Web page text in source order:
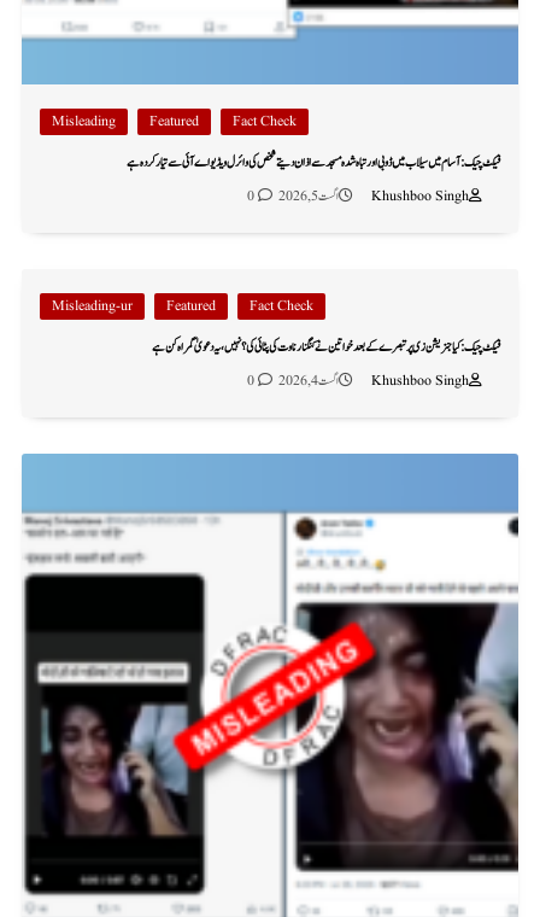
Fact Check
Featured
Misleading
فیکٹ چیک: آسام میں سیلاب میں ڈوبی اور تباہ شدہ مسجد سے اذان دیتے شخص کی وائرل ویڈیو اے آئی سے تیار کردہ ہے
Khushboo Singh
اگست 5, 2026 0
Fact Check
Featured
Misleading-ur
فیکٹ چیک: کیا جنریشن زی پر تبصرے کے بعد خواتین نے کنگنا رناوت کی پٹائی کی؟ نہیں، یہ دعویٰ گمراہ کن ہے
Khushboo Singh
اگست 4, 2026 0